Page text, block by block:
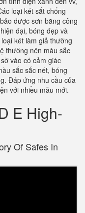
loại két sắt chống
được sơn bằng công
đại, bóng đẹp và
két làm giả thường
thường nên màu sắc
vào có cảm giác
sắc sắc nét, bóng
Đáp ứng nhu cầu của
với nhiều mẫu mới.
E High-
Of Safes In